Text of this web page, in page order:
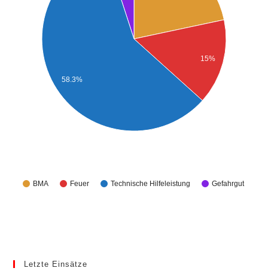
BMA Feuer Technische Hilfeleistung Gefahrgut
15%
58.3%
Letzte Einsätze